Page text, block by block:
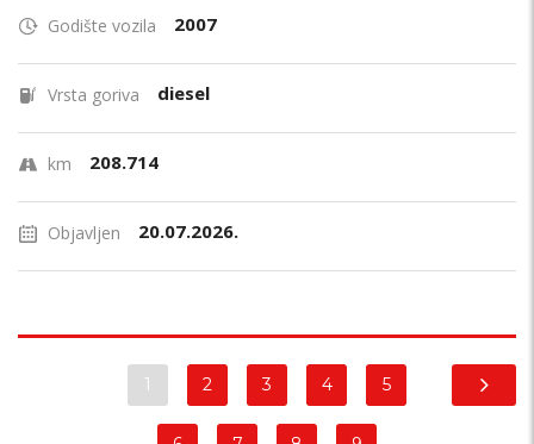
Godište vozila 2007
Vrsta goriva diesel
km 208.714
Objavljen 20.07.2026.
1 2 3 4 5